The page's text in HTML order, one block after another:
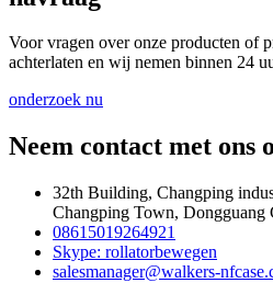
Voor vragen over onze producten of
achterlaten en wij nemen binnen 24
onderzoek nu
Neem contact met ons
32th Building, Changping
Changping Town, Dongguang
08615019264921
Skype: rollatorbewegen
salesmanager@walkers-